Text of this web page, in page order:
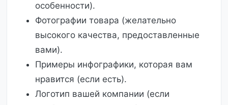
особенности).
Фотографии товара (желательно
высокого качества, предоставленные
вами).
Примеры инфографики, которая вам
нравится (если есть).
Логотип вашей компании (если